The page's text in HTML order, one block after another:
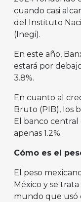
cuando casi
del Instituto
(Inegi).
En este año,
estará por
3.8%.
En cuanto al
Bruto (PIB), los
El banco
apenas 1.2%.
Cómo es el
El peso
México y se
mundo que usó